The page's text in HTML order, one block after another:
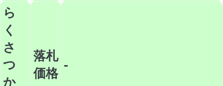
ら
く
さ
つ
か
落札
価格 -